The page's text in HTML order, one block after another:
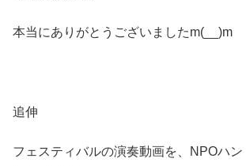
本当にありがとうございましたm(__)m
追伸
フェスティバルの演奏動画を、NPOハ